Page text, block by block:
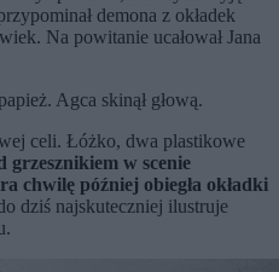
demona z okładek
Na powitanie ucałował Jana
Agca skinął głową.
celi. Łóżko, dwa plastikowe
grzesznikiem w scenie
chwilę później obiegła okładki
dziś najskuteczniej ilustruje